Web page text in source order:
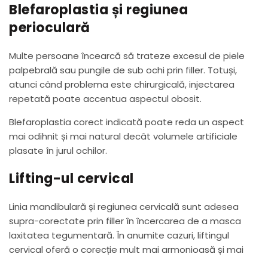
Blefaroplastia și regiunea
perioculară
Multe persoane încearcă să trateze excesul de piele
palpebrală sau pungile de sub ochi prin filler. Totuși,
atunci când problema este chirurgicală, injectarea
repetată poate accentua aspectul obosit.
Blefaroplastia corect indicată poate reda un aspect
mai odihnit și mai natural decât volumele artificiale
plasate în jurul ochilor.
Lifting-ul cervical
Linia mandibulară și regiunea cervicală sunt adesea
supra-corectate prin filler în încercarea de a masca
laxitatea tegumentară. În anumite cazuri, liftingul
cervical oferă o corecție mult mai armonioasă și mai